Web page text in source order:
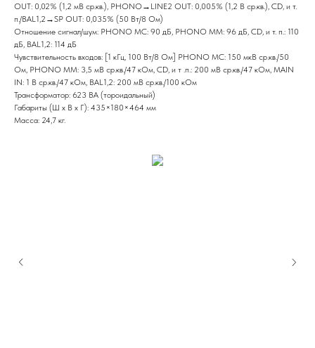
OUT: 0,02% (1,2 мВ ср.кв.), PHONO→LINE2 OUT: 0,005% (1,2 В ср.кв.), CD, и т.
п./BAL1,2→SP OUT: 0,035% (50 Вт/8 Ом)
Отношение сигнал/шум: PHONO MC: 90 дБ, PHONO MM: 96 дБ, CD, и т. п.: 110
дБ, BAL1,2: 114 дБ
Чувствительность входов: [1 кГц, 100 Вт/8 Ом] PHONO MC: 150 мкВ ср.кв./50
Ом, PHONO MM: 3,5 мВ ср.кв./47 кОм, CD, и т .п.: 200 мВ ср.кв./47 кОм, MAIN
IN: 1 В ср.кв./47 кОм, BAL1,2: 200 мВ ср.кв./100 кОм
Трансформатор: 623 ВА (тороидальный)
Габариты (Ш x В x Г): 435×180×464 мм
Масса: 24,7 кг.